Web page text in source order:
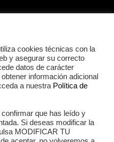
Todos los derechos
cookies técnicas con la
y asegurar su correcto
datos de carácter
información adicional
a nuestra Política de
que has leído y
Si deseas modificar la
MODIFICAR TU